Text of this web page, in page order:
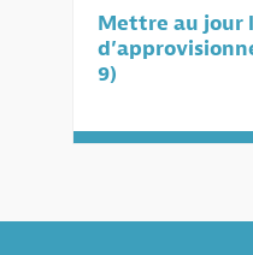
Mettre au jour
9)